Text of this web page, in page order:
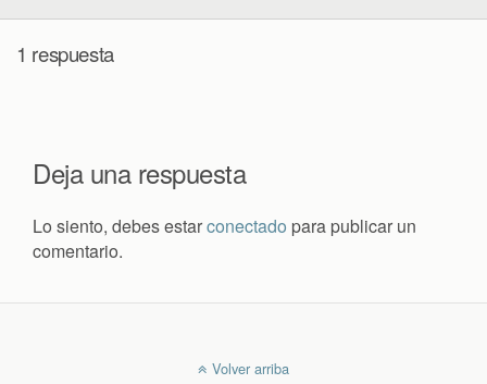
1 respuesta
Deja una respuesta
Lo siento, debes estarconectado para publicar un
comentario.
Volver arriba